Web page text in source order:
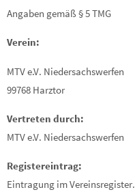
Angaben gemäß § 5 TMG
Verein:
MTV e.V. Niedersachswerfen
99768 Harztor
Vertreten durch:
MTV e.V. Niedersachswerfen
Registereintrag:
Eintragung im Vereinsregister.